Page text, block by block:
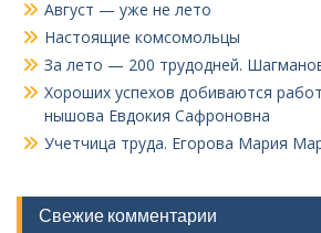
Август — уже не лето
Настоящие комсомольцы
За лето — 200 трудодней.
Хороших успехов добиваются
нышова Евдокия Сафроновна
Учетчица труда. Его­рова Мария
Свежие комментарии